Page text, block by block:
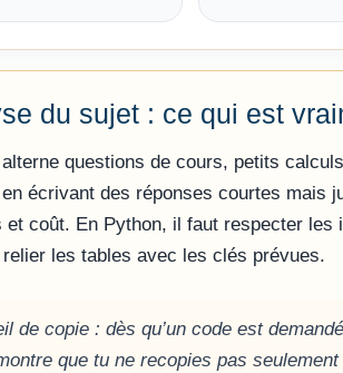
du sujet : ce qui est
alterne questions de cours, petits
écrivant des réponses courtes mais
et coût. En Python, il faut respecter
les tables avec les clés prévues.
de copie : dès qu’un code est
que tu ne recopies pas